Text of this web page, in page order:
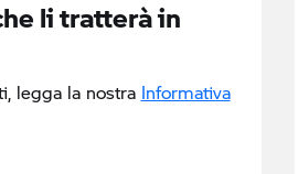
li tratterà in
legga la nostra Informativa